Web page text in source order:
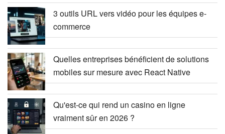
3 outils URL vers vidéo pour les équipes e-
commerce
Quelles entreprises bénéficient de solutions
mobiles sur mesure avec React Native
Qu'est-ce qui rend un casino en ligne
vraiment sûr en 2026 ?